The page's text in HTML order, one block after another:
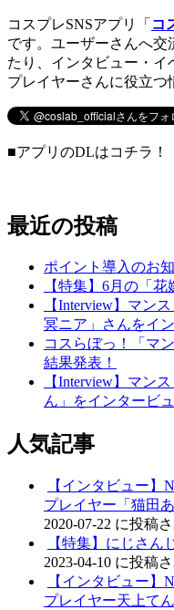
コスプレSNSアプリ「 コ
です。ユーザーさんへ交
たり、インタビュー・イ
プレイヤーさんに役立つ
■アプリのDLはコチラ！
最近の投稿
ポイント導入のお
【特集】6月の「
【Interview】マン
冥ニア」さんをイ
コスらぼっ！「マ
結果発表！
【Interview】マン
ん」をインタービュ
人気記事
【インタビュー】
プレイヤー「猫田
2020-07-22 に投稿
【特集】にじさん
2023-04-10 に投稿
【インタビュー】
プレイヤー天上て